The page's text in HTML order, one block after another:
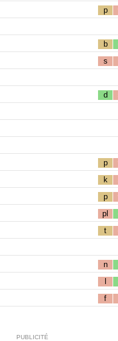
p
b
s
d
p
k
p
pl
t
n
l
f
PUBLICITÉ